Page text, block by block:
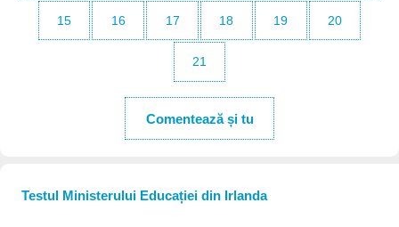
15 16 17 18 19 20
21
Comentează și tu
Testul Ministerului Educației din Irlanda